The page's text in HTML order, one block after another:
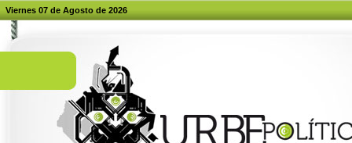
Viernes 07 de Agosto de 2026